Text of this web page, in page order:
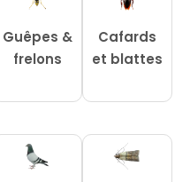
Guêpes &
frelons
Cafards
et blattes